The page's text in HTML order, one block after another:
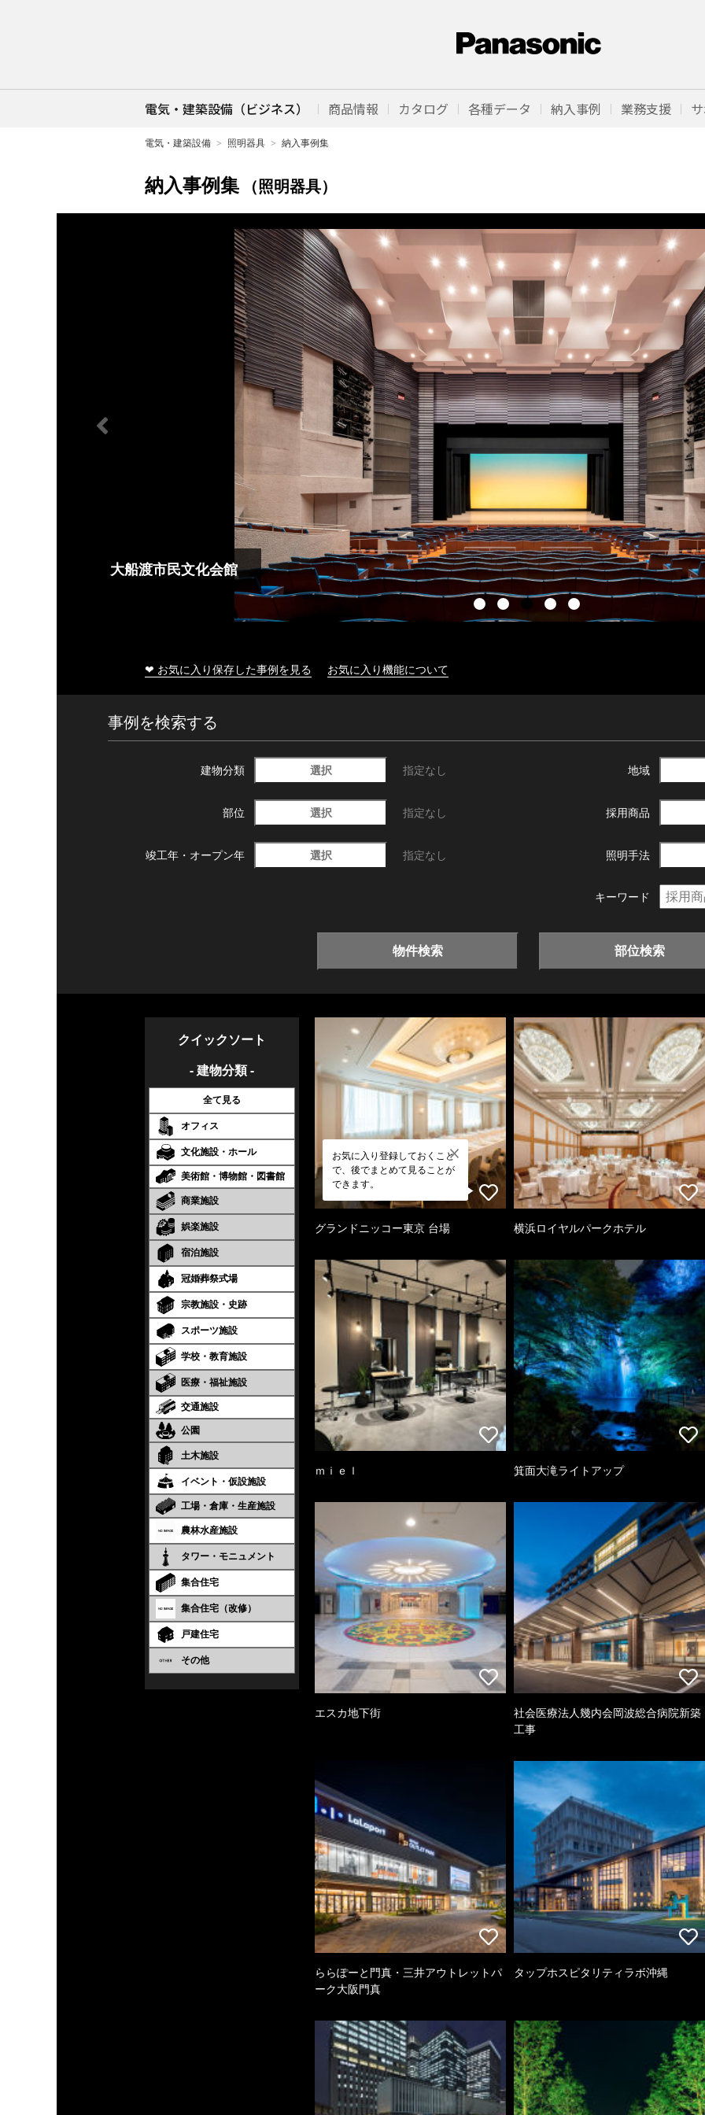
電気・建築設備（ビジネス） 商品情報 カタログ 各種データ 納入事例 業務支援
電気・建築設備 照明器具 納入事例集
納入事例集 （照明器具）
大船渡市民文化会館
❤ お気に入り保存した事例を見る お気に入り機能について
事例を検索する
建物分類 選択 指定なし 地域
部位 選択 指定なし 採用商品
竣工年・ オープン年 選択 指定なし 照明手法
キーワード
物件検索 部位検索
クイックソート
- 建物分類 -
全て見る
オフィス
文化施設・ホール
美術館・博物館・図書館
商業施設
娯楽施設
宿泊施設
冠婚葬祭式場
宗教施設・史跡
スポーツ施設
学校・教育施設
医療・福祉施設
交通施設
公園
土木施設
イベント・仮設施設
工場・倉庫・生産施設
農林水産施設
タワー・モニュメント
集合住宅
集合住宅（改修）
戸建住宅
その他
お気に入り登録しておくこと
で、後でまとめて見ることが
できます。
グランドニッコー東京 台場 横浜ロイヤルパークホテル
ｍｉｅｌ 箕面大滝ライトアップ
エスカ地下街
社会医療法人幾内会岡波総合病院新築
工事
ららぽーと門真・三井アウトレットパ
ーク大阪門真
タップホスピタリティラボ沖縄